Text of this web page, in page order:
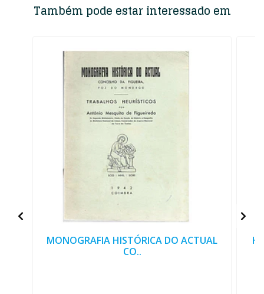
Também pode estar interessado em
MONOGRAFIA HISTÓRICA DO ACTUAL
CO..